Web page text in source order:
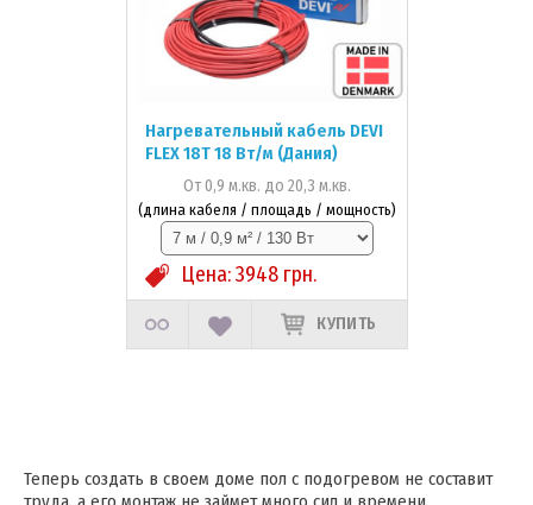
Нагревательный кабель DEVI
FLEX 18T 18 Вт/м (Дания)
От 0,9 м.кв. до 20,3 м.кв.
(длина кабеля / площадь / мощность)
Цена:3948грн.
КУПИТЬ
Теперь создать в своем доме пол с подогревом не составит